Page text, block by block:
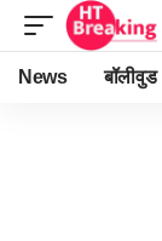
News बॉलीवुड